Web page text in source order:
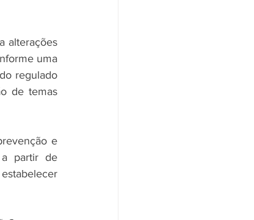
alterações
uma
regulado
de temas
e
a partir de